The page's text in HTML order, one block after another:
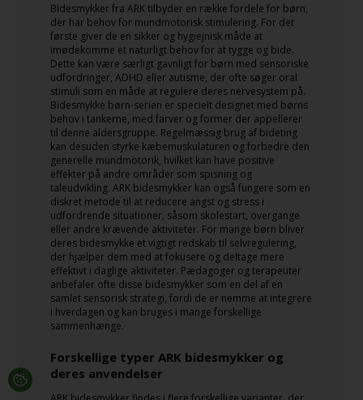
Bidesmykker fra ARK tilbyder en række fordele for børn,
der har behov for mundmotorisk stimulering. For det
første giver de en sikker og hygiejnisk måde at
imødekomme et naturligt behov for at tygge og bide.
Dette kan være særligt gavnligt for børn med sensoriske
udfordringer, ADHD eller autisme, der ofte søger oral
stimuli som en måde at regulere deres nervesystem på.
Bidesmykke børn-serien er specielt designet med børns
behov i tankerne, med farver og former der appellerer
til denne aldersgruppe. Regelmæssig brug af bideting
kan desuden styrke kæbemuskulaturen og forbedre den
generelle mundmotorik, hvilket kan have positive
effekter på andre områder som spisning og
taleudvikling. ARK bidesmykker kan også fungere som en
diskret metode til at reducere angst og stress i
udfordrende situationer, såsom skolestart, overgange
eller andre krævende aktiviteter. For mange børn bliver
deres bidesmykke et vigtigt redskab til selvregulering,
der hjælper dem med at fokusere og deltage mere
effektivt i daglige aktiviteter. Pædagoger og terapeuter
anbefaler ofte disse bidesmykker som en del af en
samlet sensorisk strategi, fordi de er nemme at integrere
i hverdagen og kan bruges i mange forskellige
sammenhænge.
Forskellige typer ARK bidesmykker og
deres anvendelser